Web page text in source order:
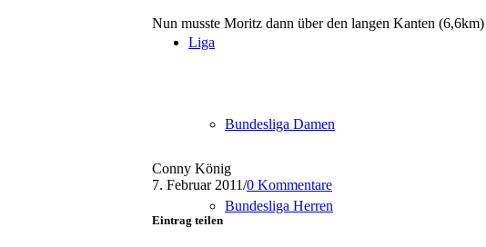
Liga
Bundesliga Damen
Bundesliga Herren
Nun musste Moritz dann über den langen Kanten
Conny König
7. Februar 2011/0 Kommentare
Eintrag teilen